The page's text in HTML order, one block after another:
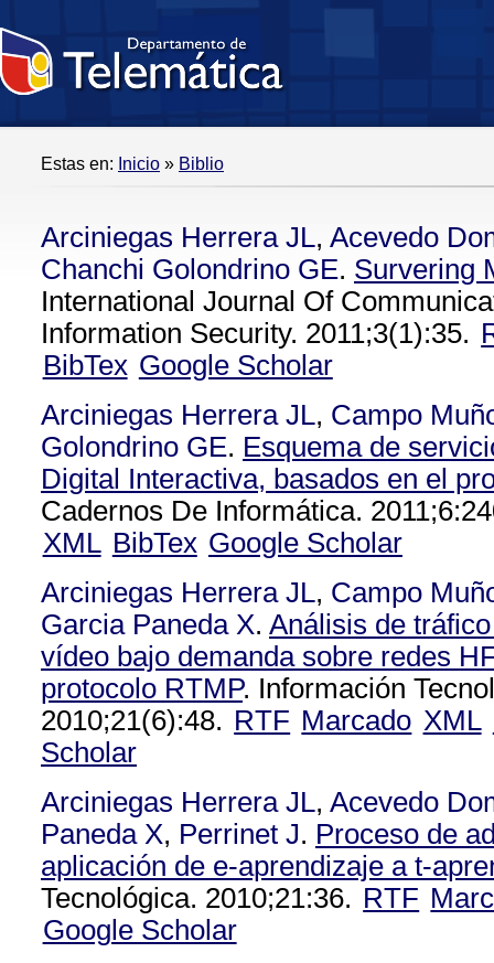
Estas en: Inicio » Biblio
Arciniegas Herrera JL, Acevedo
Chanchi Golondrino GE. Survering
International Journal Of
Information Security. 2011;3(1):35.
BibTex Google Scholar
Arciniegas Herrera JL, Campo
Golondrino GE. Esquema de
Digital Interactiva, basados en el
Cadernos De Informática.
XML BibTex Google Scholar
Arciniegas Herrera JL, Campo
Garcia Paneda X. Análisis de
vídeo bajo demanda sobre redes
protocolo RTMP. Información
2010;21(6):48. RTF Marcado XML
Scholar
Arciniegas Herrera JL, Acevedo
Paneda X, Perrinet J. Proceso de
aplicación de e-aprendizaje a t-
Tecnológica. 2010;21:36. RTF
Google Scholar